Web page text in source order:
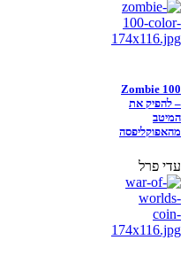
Zombie 100
– להפיק את
המיטב
מהאפוקליפסה
עדי פרל